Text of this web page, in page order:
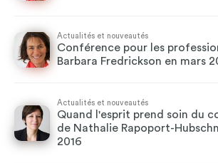
Actualités et nouveautés
Conférence pour les
Barbara Fredrickson en mars
Actualités et nouveautés
Quand l'esprit prend soin du
de Nathalie Rapoport-
2016